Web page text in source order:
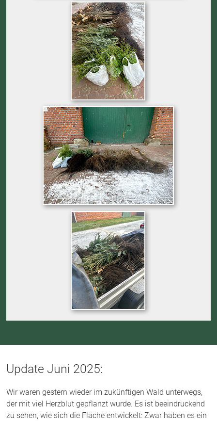
Update Juni 2025:
Wir waren gestern wieder im zukünftigen Wald unterwegs,
der mit viel Herzblut gepflanzt wurde. Es ist beeindruckend
zu sehen, wie sich die Fläche entwickelt: Zwar haben es ein